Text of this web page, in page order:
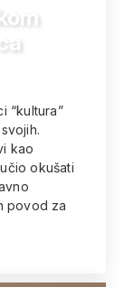
“kultura”
kao
okušati
povod za